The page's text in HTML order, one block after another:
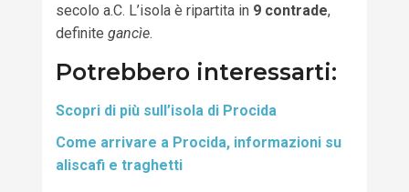
secolo a.C. L’isola è ripartita in 9 contrade,
definite gancìe.
Potrebbero interessarti:
Scopri di più sull’isola di Procida
Come arrivare a Procida, informazioni su
aliscafi e traghetti